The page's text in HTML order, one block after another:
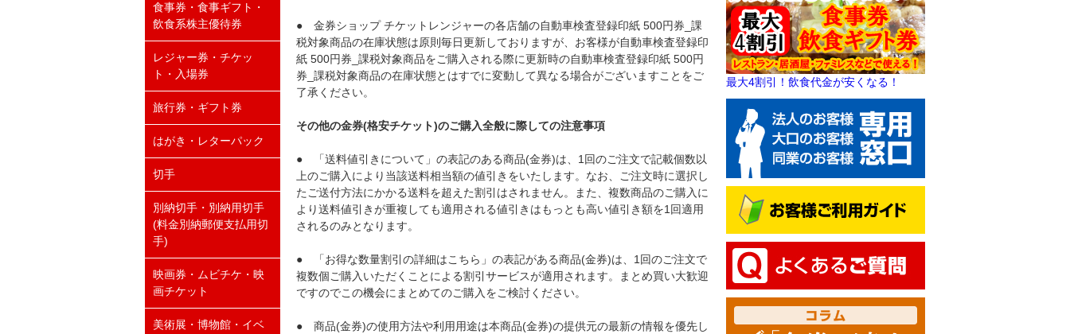
● 金券ショップ チケットレンジャーの各店舗の自動車検査登録印紙 500円券_課
税対象商品の在庫状態は原則毎日更新しておりますが、お客様が自動車検査登録印
紙 500円券_課税対象商品をご購入される際に更新時の自動車検査登録印紙 500円
券_課税対象商品の在庫状態とはすでに変動して異なる場合がございますことをご
了承ください。
その他の金券(格安チケット)のご購入全般に際しての注意事項
● 「送料値引きについて」の表記のある商品(金券)は、1回のご注文で記載個数以
上のご購入により当該送料相当額の値引きをいたします。なお、ご注文時に選択し
たご送付方法にかかる送料を超えた割引はされません。また、複数商品のご購入に
より送料値引きが重複しても適用される値引きはもっとも高い値引き額を1回適用
されるのみとなります。
● 「お得な数量割引の詳細はこちら」の表記がある商品(金券)は、1回のご注文で
複数個ご購入いただくことによる割引サービスが適用されます。まとめ買い大歓迎
ですのでこの機会にまとめてのご購入をご検討ください。
● 商品(金券)の使用方法や利用用途は本商品(金券)の提供元の最新の情報を優先し
食事券・食事ギフト・
飲食系株主優待券
レジャー券・チケッ
ト・入場券
旅行券・ギフト券
はがき・レターパック
切手
別納切手・別納用切手
(料金別納郵便支払用切
手)
映画券・ムビチケ・映
画チケット
美術展・博物館・イベ
最大4割引！飲食代金が安くなる！